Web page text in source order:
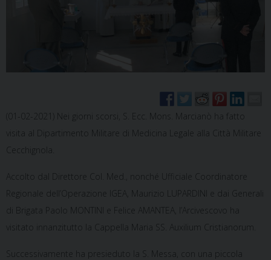
(01-02-2021) Nei giorni scorsi, S. Ecc. Mons. Marcianò ha fatto
visita al Dipartimento Militare di Medicina Legale alla Città Militare
Cecchignola.
Accolto dal Direttore Col. Med., nonché Ufficiale Coordinatore
Regionale dell’Operazione IGEA, Maurizio LUPARDINI e dai Generali
di Brigata Paolo MONTINI e Felice AMANTEA, l’Arcivescovo ha
visitato innanzitutto la Cappella Maria SS. Auxilium Cristianorum.
Successivamente ha presieduto la S. Messa, con una piccola